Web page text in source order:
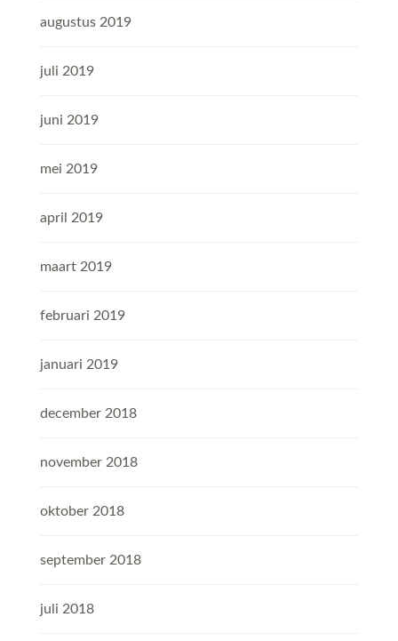
augustus 2019
juli 2019
juni 2019
mei 2019
april 2019
maart 2019
februari 2019
januari 2019
december 2018
november 2018
oktober 2018
september 2018
juli 2018